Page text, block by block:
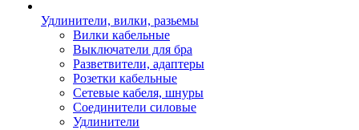
Удлинители, вилки, разьемы
Вилки кабельные
Выключатели для бра
Разветвители, адаптеры
Розетки кабельные
Сетевые кабеля, шнуры
Соединители силовые
Удлинители